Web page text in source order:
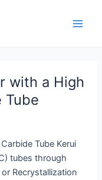
with a High
Tube
Tube Kerui
tubes through
Recrystallization